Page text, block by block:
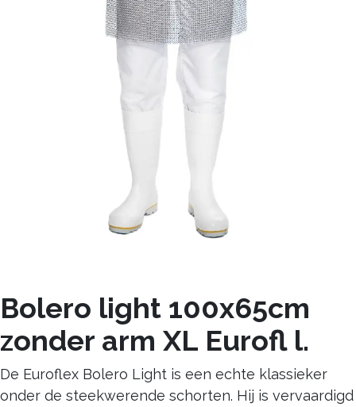
Bolero light 100x65cm
zonder arm XL Eurofl l.
De Euroflex Bolero Light is een echte klassieker
onder de steekwerende schorten. Hij is vervaardigd